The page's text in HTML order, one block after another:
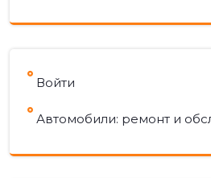
Войти
Автомобили: ремонт и